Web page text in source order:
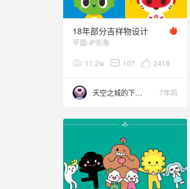
18年部分吉祥物设计
平面-IP形象
11.2w 107 2418
天空之城的下水道 7年前